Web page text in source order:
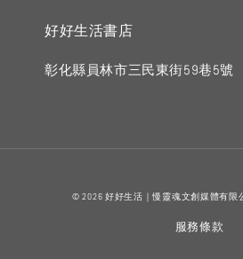
好好生活書店
彰化縣員林市三民東街59巷5號
© 2026 好好生活｜慢靈魂文創媒體有限
服務條款